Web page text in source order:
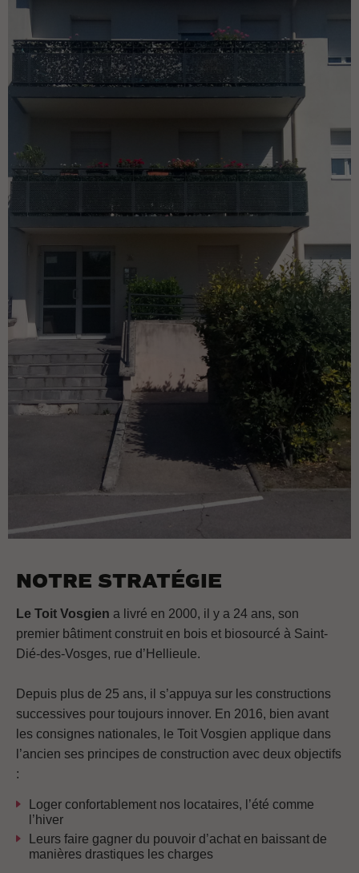
NOTRE STRATÉGIE
Le Toit Vosgien a livré en 2000, il y a 24 ans, son
premier bâtiment construit en bois et biosourcé à Saint-
Dié-des-Vosges, rue d’Hellieule.
Depuis plus de 25 ans, il s’appuya sur les constructions
successives pour toujours innover. En 2016, bien avant
les consignes nationales, le Toit Vosgien applique dans
l’ancien ses principes de construction avec deux objectifs
:
Loger confortablement nos locataires, l’été comme
l’hiver
Leurs faire gagner du pouvoir d’achat en baissant de
manières drastiques les charges